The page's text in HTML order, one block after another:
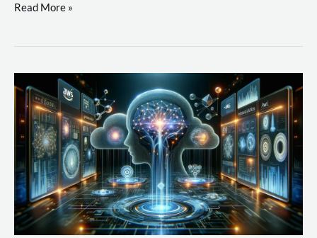
Desenvolvimento
um
com
AWS
Read More »